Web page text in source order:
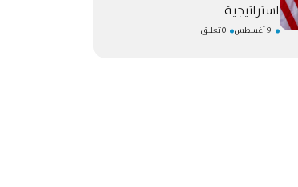
استراتيجية
9 أغسطس 0 تعليق